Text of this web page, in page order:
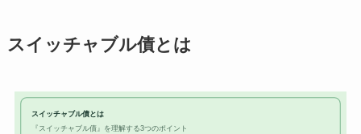
スイッチャブル債とは
スイッチャブル債とは
『スイッチャブル債』を理解する3つのポイント